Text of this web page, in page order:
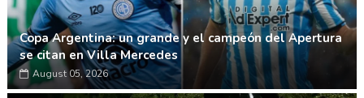
Copa Argentina: un grande y el campeón del Apertura
se citan en Villa Mercedes
August 05, 2026